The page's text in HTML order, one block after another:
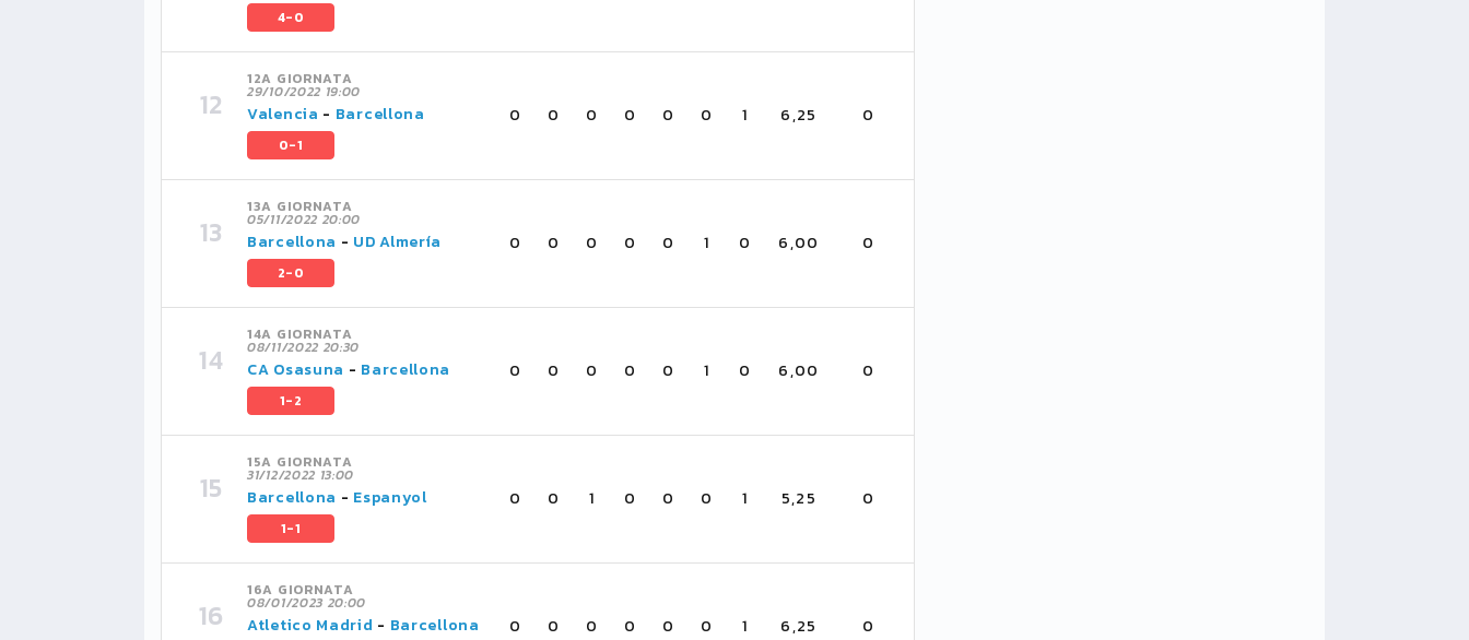
4-0
12A GIORNATA
29/10/2022 19:00
Valencia - Barcellona
0-1
0 0 0 0 0 0 1 6,25 0
13A GIORNATA
05/11/2022 20:00
Barcellona - UD Almería
2-0
0 0 0 0 0 1 0 6,00 0
14A GIORNATA
08/11/2022 20:30
CA Osasuna - Barcellona
1-2
0 0 0 0 0 1 0 6,00 0
15A GIORNATA
31/12/2022 13:00
Barcellona - Espanyol
1-1
0 0 1 0 0 0 1 5,25 0
16A GIORNATA
08/01/2023 20:00
Atletico Madrid - Barcellona 0 0 0 0 0 0 1 6,25 0